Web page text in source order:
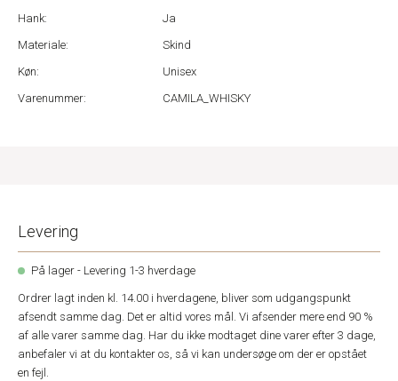
Hank:
Ja
Materiale:
Skind
Køn:
Unisex
Varenummer:
CAMILA_WHISKY
Levering
På lager - Levering 1-3 hverdage
Ordrer lagt inden kl. 14.00 i hverdagene, bliver som udgangspunkt
afsendt samme dag. Det er altid vores mål. Vi afsender mere end 90 %
af alle varer samme dag. Har du ikke modtaget dine varer efter 3 dage,
anbefaler vi at du kontakter os, så vi kan undersøge om der er opstået
en fejl.